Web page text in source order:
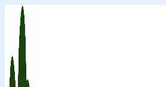
Перейти
содержимому